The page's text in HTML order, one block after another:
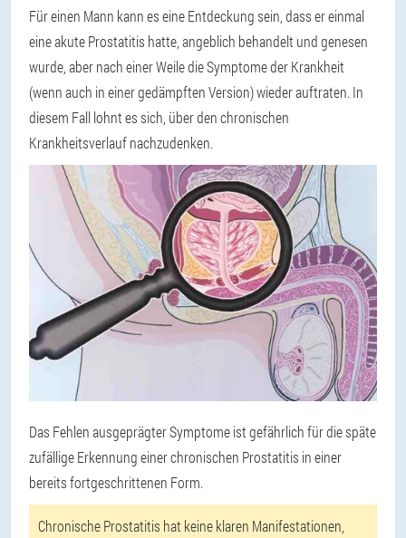
Für einen Mann kann es eine Entdeckung sein, dass er einmal
eine akute Prostatitis hatte, angeblich behandelt und genesen
wurde, aber nach einer Weile die Symptome der Krankheit
(wenn auch in einer gedämpften Version) wieder auftraten. In
diesem Fall lohnt es sich, über den chronischen
Krankheitsverlauf nachzudenken.
Das Fehlen ausgeprägter Symptome ist gefährlich für die späte
zufällige Erkennung einer chronischen Prostatitis in einer
bereits fortgeschrittenen Form.
Chronische Prostatitis hat keine klaren Manifestationen,